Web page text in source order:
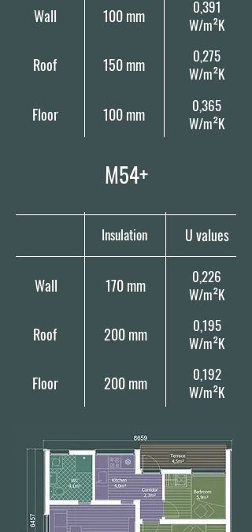
Wall 100 mm
0,391
W/m²K
Roof
0,275
W/m²K
150 mm
Floor 100 mm
0,365
W/m²K
M54+
Insulation U values
Wall 170 mm
0,226
W/m²K
200 mm
0,195
W/m²K
Roof
Floor 200 mm
0,192
W/m²K